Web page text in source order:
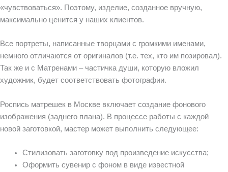
«чувствоваться». Поэтому, изделие, созданное вручную,
максимально ценится у наших клиентов.
Все портреты, написанные творцами с громкими именами,
немного отличаются от оригиналов (т.е. тех, кто им позировал).
Так же и с Матренами – частичка души, которую вложил
художник, будет соответствовать фотографии.
Роспись матрешек в Москве включает создание фонового
изображения (заднего плана). В процессе работы с каждой
новой заготовкой, мастер может выполнить следующее:
Стилизовать заготовку под произведение искусства;
Оформить сувенир с фоном в виде известной